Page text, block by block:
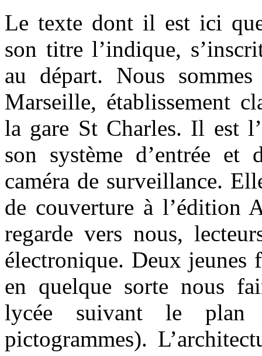
Le texte dont il est ici
son titre l’indique,
au départ. Nous
Marseille, établissement
la gare St Charles. Il est
son système d’entrée et
caméra de surveillance.
de couverture à l’édition
regarde vers nous,
électronique. Deux
en quelque sorte nous
lycée suivant le plan
pictogrammes).